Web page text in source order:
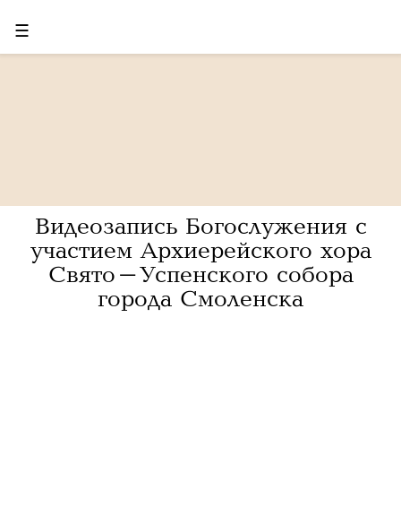
☰
Видеозапись Богослужения с
участием Архиерейского хора
Свято-Успенского собора
города Смоленска